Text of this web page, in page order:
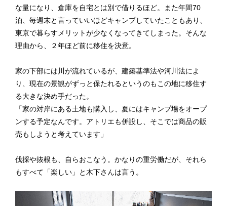
な量になり、倉庫を自宅とは別で借りるほど。また年間70
泊、毎週末と言っていいほどキャンプしていたこともあり、
東京で暮らすメリットが少なくなってきてしまった。そんな
理由から、２年ほど前に移住を決意。
家の下部には川が流れているが、建築基準法や河川法によ
り、現在の景観がずっと保たれるというのもこの地に移住す
る大きな決め手だった。
「家の対岸にある土地も購入し、夏にはキャンプ場をオープ
ンする予定なんです。アトリエも併設し、そこでは商品の販
売もしようと考えています」
伐採や抜根も、自らおこなう。かなりの重労働だが、それら
もすべて「楽しい」と木下さんは言う。